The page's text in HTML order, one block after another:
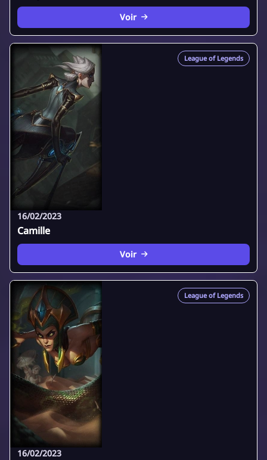
Voir
League of Legends
16/02/2023
Camille
Voir
League of Legends
16/02/2023